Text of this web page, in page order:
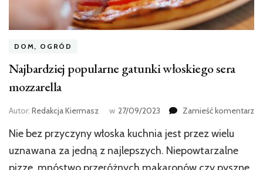
DOM, OGRÓD
Najbardziej popularne gatunki włoskiego sera
mozzarella
Autor: Redakcja Kiermasz w 27/09/2023 Zamieść komentarz
Nie bez przyczyny włoska kuchnia jest przez wielu
uznawana za jedną z najlepszych. Niepowtarzalne